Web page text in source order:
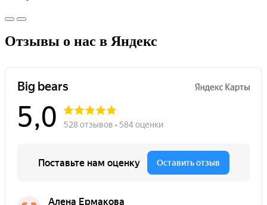
Отзывы о нас в Яндекс